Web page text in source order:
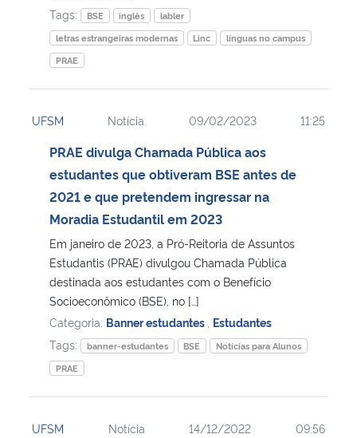
Gabinete de Segurança Institucional
Banco Central do Brasil
Tags:
BSE inglês
labler
letras estrangeiras modernas
Linc
línguas no campus
PRAE
UFSM Notícia 09/02/2023 11:25
PRAE divulga Chamada Pública aos
estudantes que obtiveram BSE antes de
2021 e que pretendem ingressar na
Moradia Estudantil em 2023
Em janeiro de 2023, a Pró-Reitoria de Assuntos
Estudantis (PRAE) divulgou Chamada Pública
destinada aos estudantes com o Benefício
Socioeconômico (BSE), no […]
Categoria: Banner estudantes Estudantes
Tags:
banner-estudantes BSE
Notícias para Alunos
PRAE
UFSM Notícia 14/12/2022 09:56